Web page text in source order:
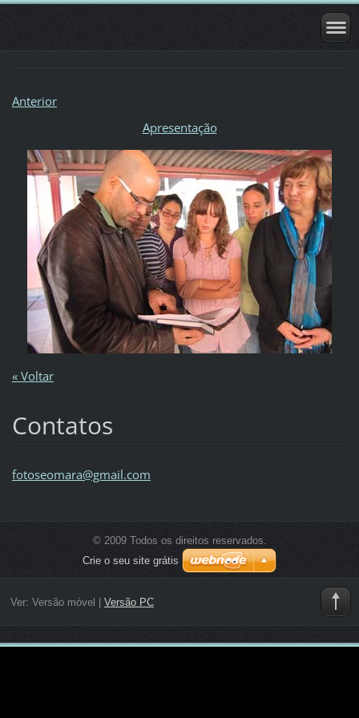
Anterior
Apresentação
« Voltar
Contatos
fotoseomara@gmail.com
© 2009 Todos os direitos reservados.
Crie o seu site grátis
Ver: Versão móvel Versão PC